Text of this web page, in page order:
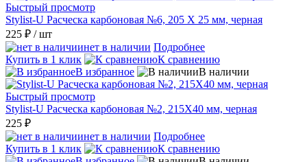
Быстрый просмотр
Stylist-U Расческа карбоновая №6, 205 Х 25 мм, черная
225 ₽ / шт
нет в наличии Подробнее
Купить в 1 клик
К сравнению
В избранное
В наличии
Быстрый просмотр
Stylist-U Расческа карбоновая №2, 215Х40 мм, черная
225 ₽
нет в наличии Подробнее
Купить в 1 клик
К сравнению